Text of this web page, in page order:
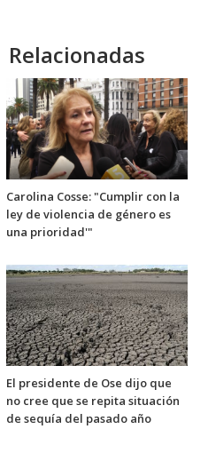
Relacionadas
Carolina Cosse: "Cumplir con la
ley de violencia de género es
una prioridad'"
El presidente de Ose dijo que
no cree que se repita situación
de sequía del pasado año